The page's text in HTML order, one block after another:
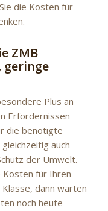
die Kosten für
ZMB
geringe
Plus an
Erfordernissen
die benötigte
auch
der Umwelt.
Kosten für Ihren
dann warten
noch heute